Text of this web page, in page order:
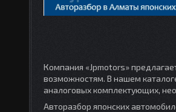
Компания «Jpmotors»
возможностям. В нашем
аналоговых комплектующих,
Авторазбор японских